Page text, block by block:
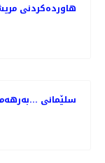
هاوردەكردنی
سلێمانی